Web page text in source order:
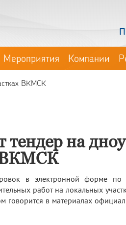
Мероприятия Компании
ВКМСК
тендер на
ВКМСК
в электронной форме
работ на локальных
говорится в материалах